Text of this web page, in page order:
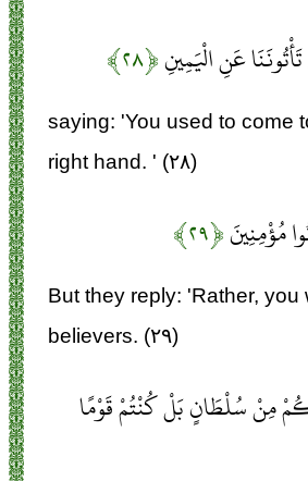
عَنِ الْيَمِينِ﴿۲۸﴾
saying: 'You used to come
right hand. ' (۲۸)
مُؤْمِنِينَ﴿۲۹﴾
But they reply: 'Rather, you
believers. (۲۹)
مِنْ سُلْطَانٍ بَلْ كُنْتُمْ قَوْمًا